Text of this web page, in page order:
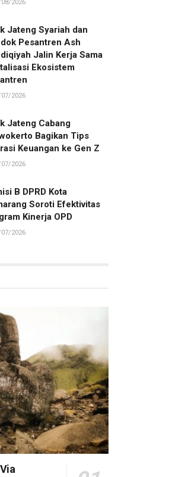
2026
Jateng Syariah dan
Pesantren Ash
Jalin Kerja Sama
Ekosistem
2026
Jateng Cabang
Bagikan Tips
Keuangan ke Gen Z
2026
B DPRD Kota
Soroti Efektivitas
Kinerja OPD
2026